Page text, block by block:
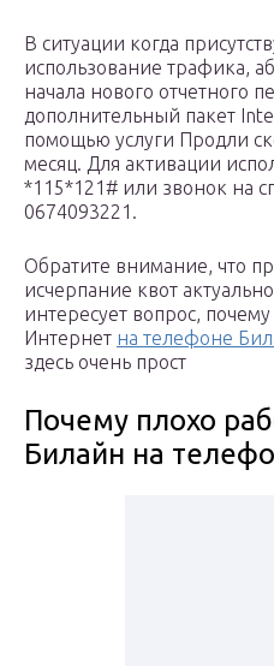
В ситуации когда
использование трафика,
начала нового отчетного
дополнительный пакет
помощью услуги Продли
месяц. Для активации
*115*121# или звонок на
0674093221.
Обратите внимание, что
исчерпание квот
интересует вопрос,
Интернет на телефоне
здесь очень прост
Почему плохо
Билайн на